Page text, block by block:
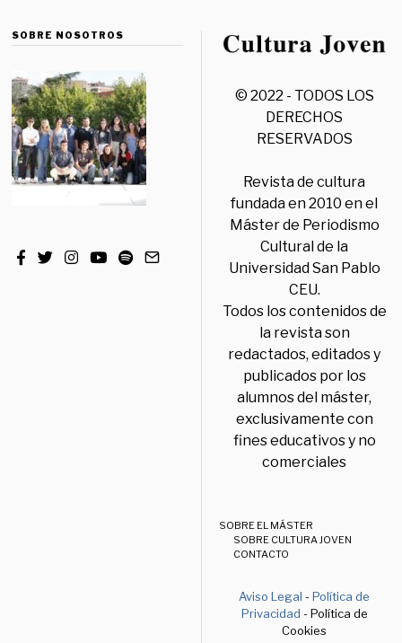
SOBRE NOSOTROS
© 2022 - TODOS LOS
DERECHOS
RESERVADOS
Revista de cultura
fundada en 2010 en el
Máster de Periodismo
Cultural de la
Universidad San Pablo
CEU.
Todos los contenidos de
la revista son
redactados, editados y
publicados por los
alumnos del máster,
exclusivamente con
fines educativos y no
comerciales
SOBRE EL MÁSTER
SOBRE CULTURA JOVEN
CONTACTO
Aviso Legal -Política de
Privacidad - Política de
Cookies